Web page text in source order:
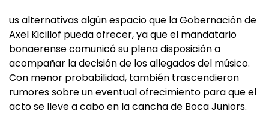
us alternativas algún espacio que la Gobernación de
Axel Kicillof pueda ofrecer, ya que el mandatario
bonaerense comunicó su plena disposición a
acompañar la decisión de los allegados del músico.
Con menor probabilidad, también trascendieron
rumores sobre un eventual ofrecimiento para que el
acto se lleve a cabo en la cancha de Boca Juniors.